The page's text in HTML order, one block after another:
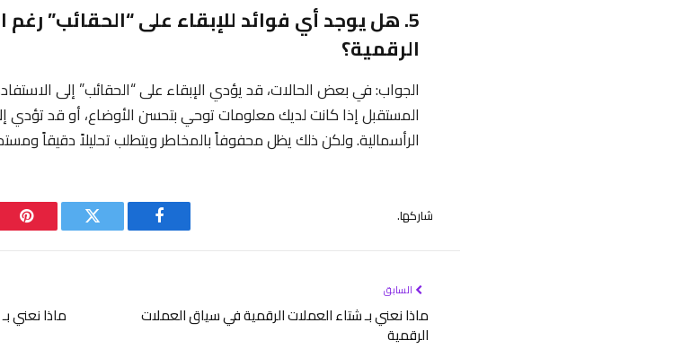
5. هل يوجد أي فوائد للإبقاء على “الحقائب”
الرقمية؟
الجواب: في بعض الحالات، قد يؤدي الإبقاء على “الحقائب” إلى
المستقبل إذا كانت لديك معلومات توحي بتحسن الأوضاع، أو قد تؤدي
الرأسمالية. ولكن ذلك يظل محفوفاً بالمخاطر ويتطلب تحليلاً دقيقاً
شاركها.
فيسبوك تويتر
السابق
ماذا نعني بـ شتاء العملات الرقمية في سياق العملات
الرقمية
ماذا نعني